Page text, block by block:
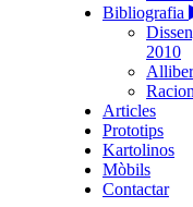
Bibliografia
2010
Articles
Prototips
Kartolinos
Mòbils
Contactar